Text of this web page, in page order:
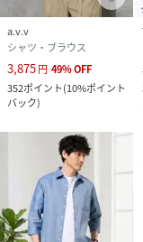
品番
a.v.v
シャツ・ブラウス
3,875円 49%OFF
352ポイント(10%ポイント
バック)